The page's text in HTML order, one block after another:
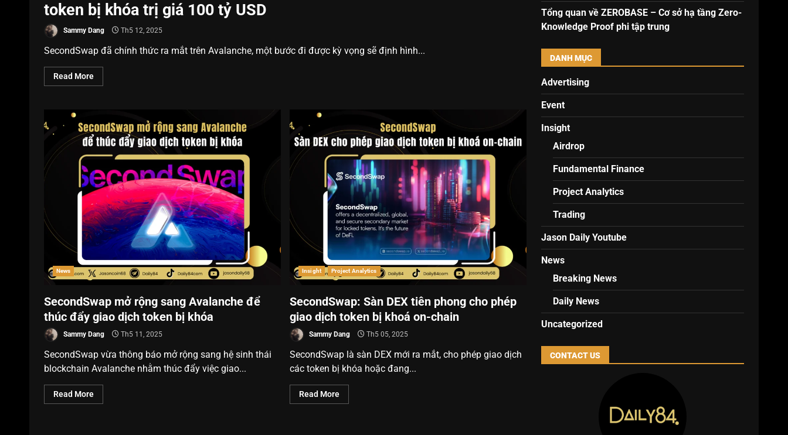
token bị khóa trị giá 100 tỷ USD
Sammy Dang Th5 12, 2025
SecondSwap đã chính thức ra mắt trên Avalanche, một bước đi được kỳ vọng sẽ định hình...
Read More
News
SecondSwap mở rộng sang Avalanche để
thúc đẩy giao dịch token bị khóa
Sammy Dang Th5 11, 2025
SecondSwap vừa thông báo mở rộng sang hệ sinh thái
blockchain Avalanche nhằm thúc đẩy việc giao...
Read More
Insight Project Analytics
SecondSwap: Sàn DEX tiên phong cho phép
giao dịch token bị khoá on-chain
Sammy Dang Th5 05, 2025
SecondSwap là sàn DEX mới ra mắt, cho phép giao dịch
các token bị khóa hoặc đang...
Read More
Tổng quan về ZEROBASE – Cơ sở hạ tầng Zero-
Knowledge Proof phi tập trung
DANH MỤC
Advertising
Event
Insight
Airdrop
Fundamental Finance
Project Analytics
Trading
Jason Daily Youtube
News
Breaking News
Daily News
Uncategorized
CONTACT US